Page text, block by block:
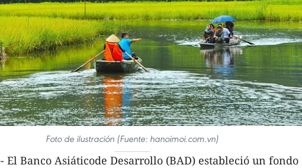
Foto de ilustración (Fuente: hanoimoi.com.vn)
El Banco Asiáticode Desarrollo (BAD) estableció un fondo